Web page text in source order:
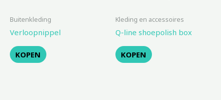
Buitenkleding
Verloopnippel
KOPEN
Kleding en accessoires
Q-line shoepolish box
KOPEN